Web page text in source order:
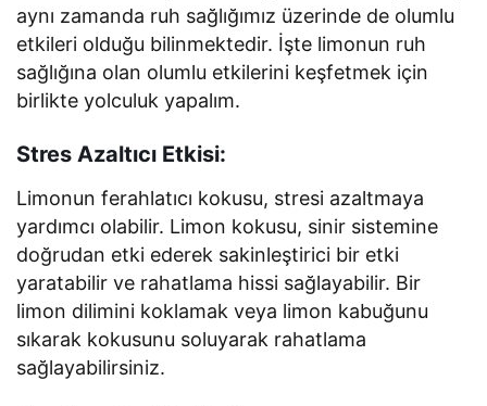
aynı zamanda ruh sağlığımız üzerinde de olumlu
etkileri olduğu bilinmektedir. İşte limonun ruh
sağlığına olan olumlu etkilerini keşfetmek için
birlikte yolculuk yapalım.
Stres Azaltıcı Etkisi:
Limonun ferahlatıcı kokusu, stresi azaltmaya
yardımcı olabilir. Limon kokusu, sinir sistemine
doğrudan etki ederek sakinleştirici bir etki
yaratabilir ve rahatlama hissi sağlayabilir. Bir
limon dilimini koklamak veya limon kabuğunu
sıkarak kokusunu soluyarak rahatlama
sağlayabilirsiniz.